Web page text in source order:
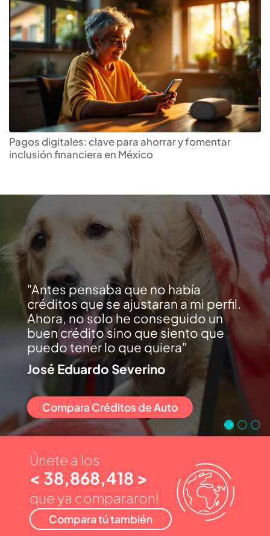
Pagos digitales: clave para ahorrar y fomentar
inclusión financiera en México
Antes pensaba que no había
créditos que se ajustaran a mi perfil.
Ahora, no solo he conseguido un
buen crédito sino que siento que
puedo tener lo que quiera
José Eduardo Severino
Compara Créditos de Auto
Únete a los
< 38,868,418 >
que ya compararon!
Compara tú también